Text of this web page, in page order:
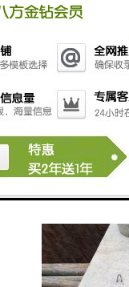
检查井作为城市
全运行提供了坚
质、防止管线受
运行和居民的生